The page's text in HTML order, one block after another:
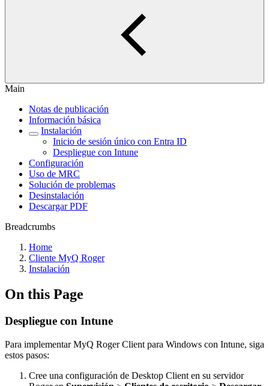
Main
Notas de publicación
Información básica
Instalación
Inicio de sesión único con Entra ID
Despliegue con Intune
Configuración
Uso de MRC
Solución de problemas
Desinstalación
Descargar PDF
Breadcrumbs
Home
Cliente MyQ Roger
Instalación
On this Page
Despliegue con Intune
Para implementar MyQ Roger Client para Windows con Intune, siga
estos pasos:
Cree una configuración de Desktop Client en su servidor